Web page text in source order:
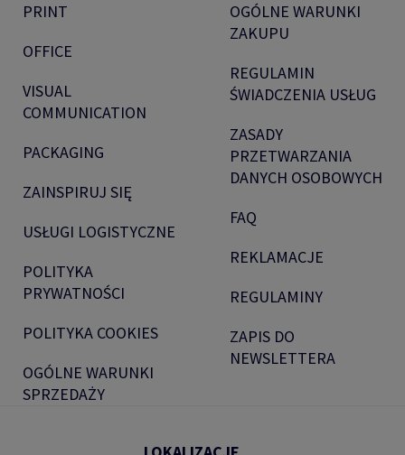
PRINT
OFFICE
VISUAL
COMMUNICATION
PACKAGING
ZAINSPIRUJ SIĘ
USŁUGI LOGISTYCZNE
POLITYKA
PRYWATNOŚCI
POLITYKA COOKIES
OGÓLNE WARUNKI
SPRZEDAŻY
OGÓLNE WARUNKI
ZAKUPU
REGULAMIN
ŚWIADCZENIA USŁUG
ZASADY
PRZETWARZANIA
DANYCH OSOBOWYCH
FAQ
REKLAMACJE
REGULAMINY
ZAPIS DO
NEWSLETTERA